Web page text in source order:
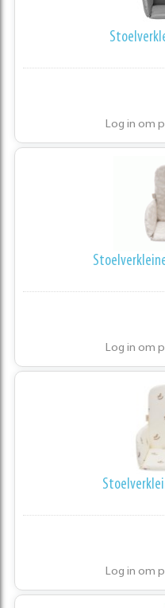
Log in om
Log in om
Log in om